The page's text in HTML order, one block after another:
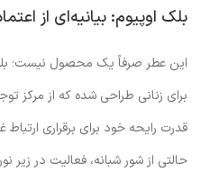
بلک اوپیوم: بیانیه‌ای از
این عطر صرفاً یک محصول نیست؛
برای زنانی طراحی شده که از مرکز
قدرت رایحه خود برای برقراری
حالتی از شور شبانه، فعالیت در زیر